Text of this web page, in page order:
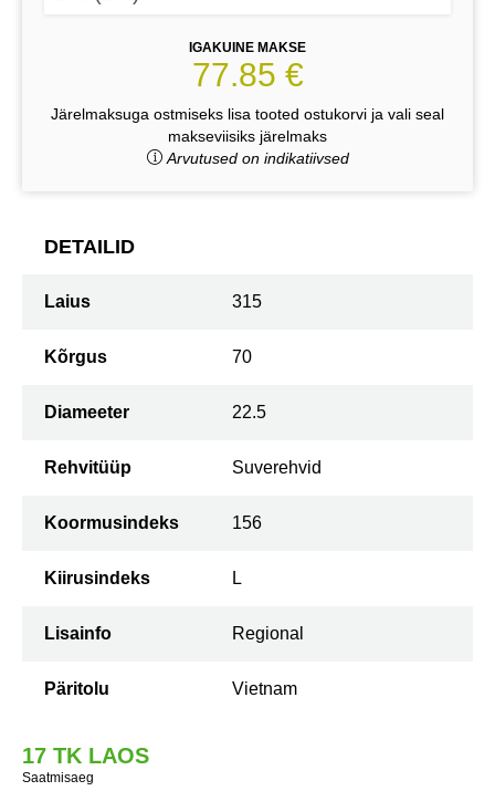
IGAKUINE MAKSE
77.85 €
Järelmaksuga ostmiseks lisa tooted ostukorvi ja vali seal
makseviisiks järelmaks
Arvutused on indikatiivsed
DETAILID
Laius 315
Kõrgus 70
Diameeter 22.5
Rehvitüüp Suverehvid
Koormusindeks 156
Kiirusindeks L
Lisainfo Regional
Päritolu Vietnam
17 TK LAOS
Saatmisaeg